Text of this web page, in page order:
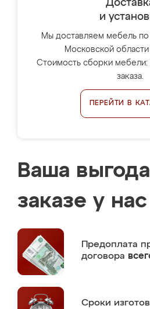
и
Мы доставляем мебель
Московской
Стоимость сборки мебели:
заказа.
ПЕРЕЙТИ В
Ваша
заказе у нас
Предоплата
договора
Сроки